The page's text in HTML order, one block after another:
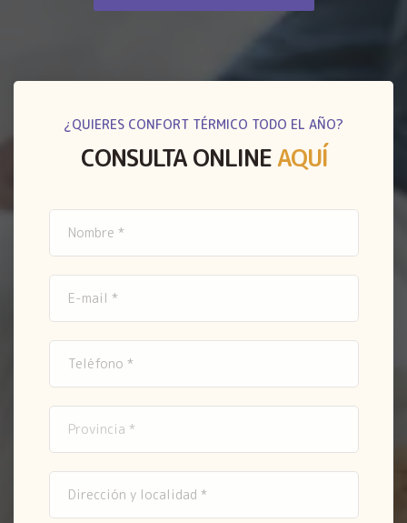
¿QUIERES CONFORT TÉRMICO TODO EL AÑO?
CONSULTA ONLINEAQUÍ